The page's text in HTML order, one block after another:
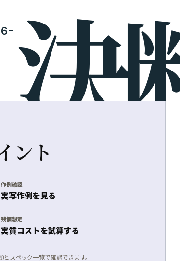
ント
作例確認
実写作例を見る
残価想定
実質コストを試算する
スペック一覧で確認できます。